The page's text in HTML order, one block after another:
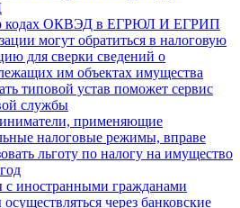
кодах ОКВЭД в ЕГРЮЛ И ЕГРИП
могут обратиться в налоговую
для сверки сведений о
им объектах имущества
типовой устав поможет сервис
службы
применяющие
налоговые режимы, вправе
льготу по налогу на имущество
с иностранными гражданами
через банковские